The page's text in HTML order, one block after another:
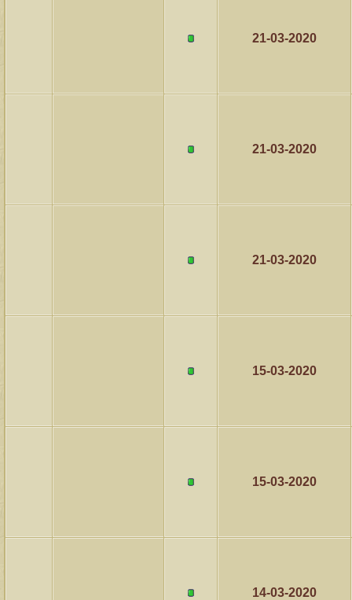
21-03-2020
21-03-2020
21-03-2020
15-03-2020
15-03-2020
14-03-2020